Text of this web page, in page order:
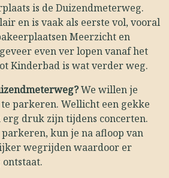
is de Duizendmeterweg.
en is vaak als eerste vol, vooral
Meerzicht en
even ver lopen vanaf het
Kinderbad is wat verder weg.
We willen je
parkeren. Wellicht een gekke
druk zijn tijdens concerten.
kun je na afloop van
wegrijden waardoor er